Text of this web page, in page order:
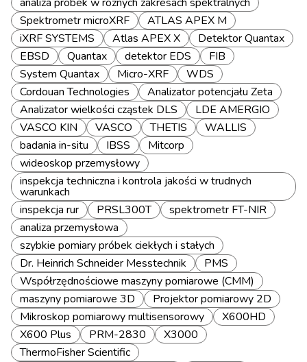
Spektrometr microXRF
ATLAS APEX M
iXRF SYSTEMS
Atlas APEX X
Detektor Quantax
EBSD
Quantax detektor EDS
FIB
System Quantax
Micro-XRF
WDS
Cordouan Technologies
Analizator potencjału Zeta
Analizator wielkości cząstek DLS
LDE AMERGIO
VASCO KIN
VASCO THETIS
WALLIS
badania in-situ
IBSS
Mitcorp
wideoskop przemysłowy
inspekcja techniczna i kontrola jakości w trudnych
warunkach
inspekcja rur
PRSL300T
spektrometr FT-NIR
analiza przemysłowa
szybkie pomiary próbek ciekłych i stałych
Dr. Heinrich Schneider Messtechnik
PMS
Współrzędnościowe maszyny pomiarowe (CMM)
maszyny pomiarowe 3D
Projektor pomiarowy 2D
Mikroskop pomiarowy multisensorowy
X600HD
X600 Plus
PRM-2830
X3000
ThermoFisher Scientific